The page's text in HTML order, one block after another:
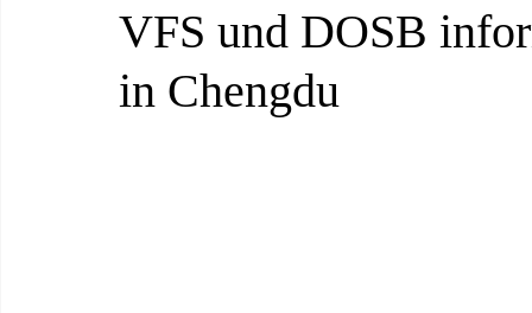
VFS und DOSB
in Chengdu